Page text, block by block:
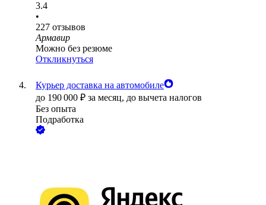
3.4
•
227 отзывов
Армавир
Можно без резюме
Откликнуться
Курьер доставка на автомобиле
до 190 000 ₽ за месяц, до вычета налогов
Без опыта
Подработка